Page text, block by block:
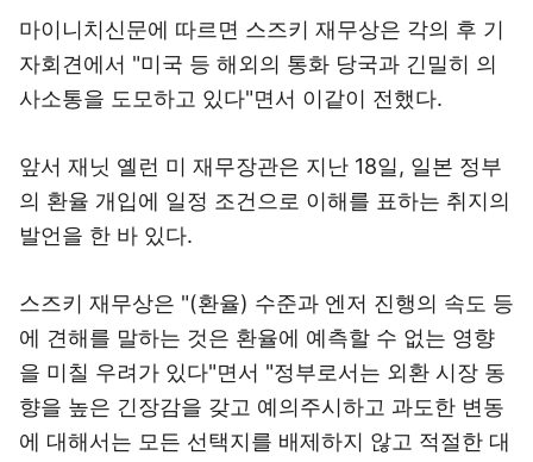
마이니치신문에 따르면 스즈키 재무상은 각의 후 기
자회견에서 "미국 등 해외의 통화 당국과 긴밀히 의
사소통을 도모하고 있다"면서 이같이 전했다.
앞서 재닛 옐런 미 재무장관은 지난 18일, 일본 정부
의 환율 개입에 일정 조건으로 이해를 표하는 취지의
발언을 한 바 있다.
스즈키 재무상은 "(환율) 수준과 엔저 진행의 속도 등
에 견해를 말하는 것은 환율에 예측할 수 없는 영향
을 미칠 우려가 있다"면서 "정부로서는 외환 시장 동
향을 높은 긴장감을 갖고 예의주시하고 과도한 변동
에 대해서는 모든 선택지를 배제하지 않고 적절한 대